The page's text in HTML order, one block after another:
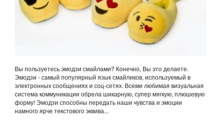
Вы пользуетесь эмодзи смайлами? Конечно, Вы это делаете.
Эмодзи - самый популярный язык смайликов, используемый в
электронных сообщениях и соц-сетях. Всеми любимая визуальная
система коммуникации обрела шикарную, супер мягкую, плюшевую
форму! Эмодзи способны передать наши чувства и эмоции
намного ярче текстового эквива...